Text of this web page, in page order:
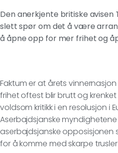
Den anerkjente britiske
slett spør om det å være
å åpne opp for mer frihet og
Faktum er at årets
frihet oftest blir brutt og
voldsom kritikk i en resolusjon i
Aserbajdsjanske
aserbajdsjanske opposisjonen
for å komme med skarpe